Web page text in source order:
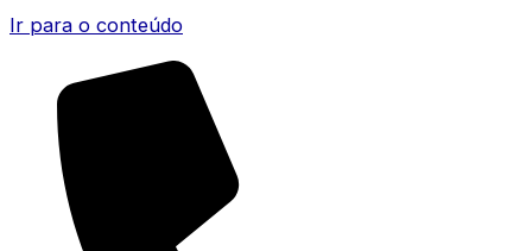
Ir para o conteúdo